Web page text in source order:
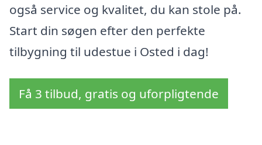
også service og kvalitet, du kan stole på.
Start din søgen efter den perfekte
tilbygning til udestue i Osted i dag!
Få 3 tilbud, gratis og uforpligtende